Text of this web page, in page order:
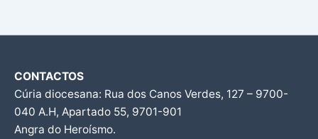
CONTACTOS
Cúria diocesana: Rua dos Canos Verdes, 127 – 9700-
040 A.H, Apartado 55, 9701-901
Angra do Heroísmo.